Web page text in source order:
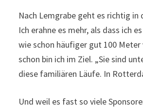
Nach Lemgrabe geht es richtig in
Ich erahne es mehr, als dass ich
wie schon häufiger gut 100
schon bin ich im Ziel. „Sie sind
diese familiären Läufe. In
Und weil es fast so viele